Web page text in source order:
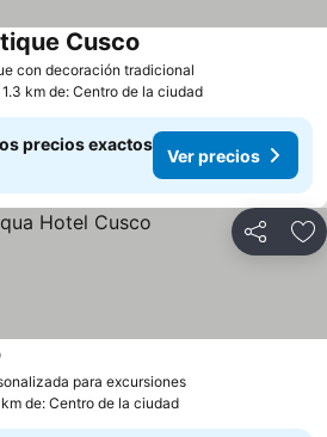
con decoración tradicional
Cusco
1.3 km de: Centro de la ciudad
precios exactos
Ver precios
Compartir
para excursiones
de: Centro de la ciudad